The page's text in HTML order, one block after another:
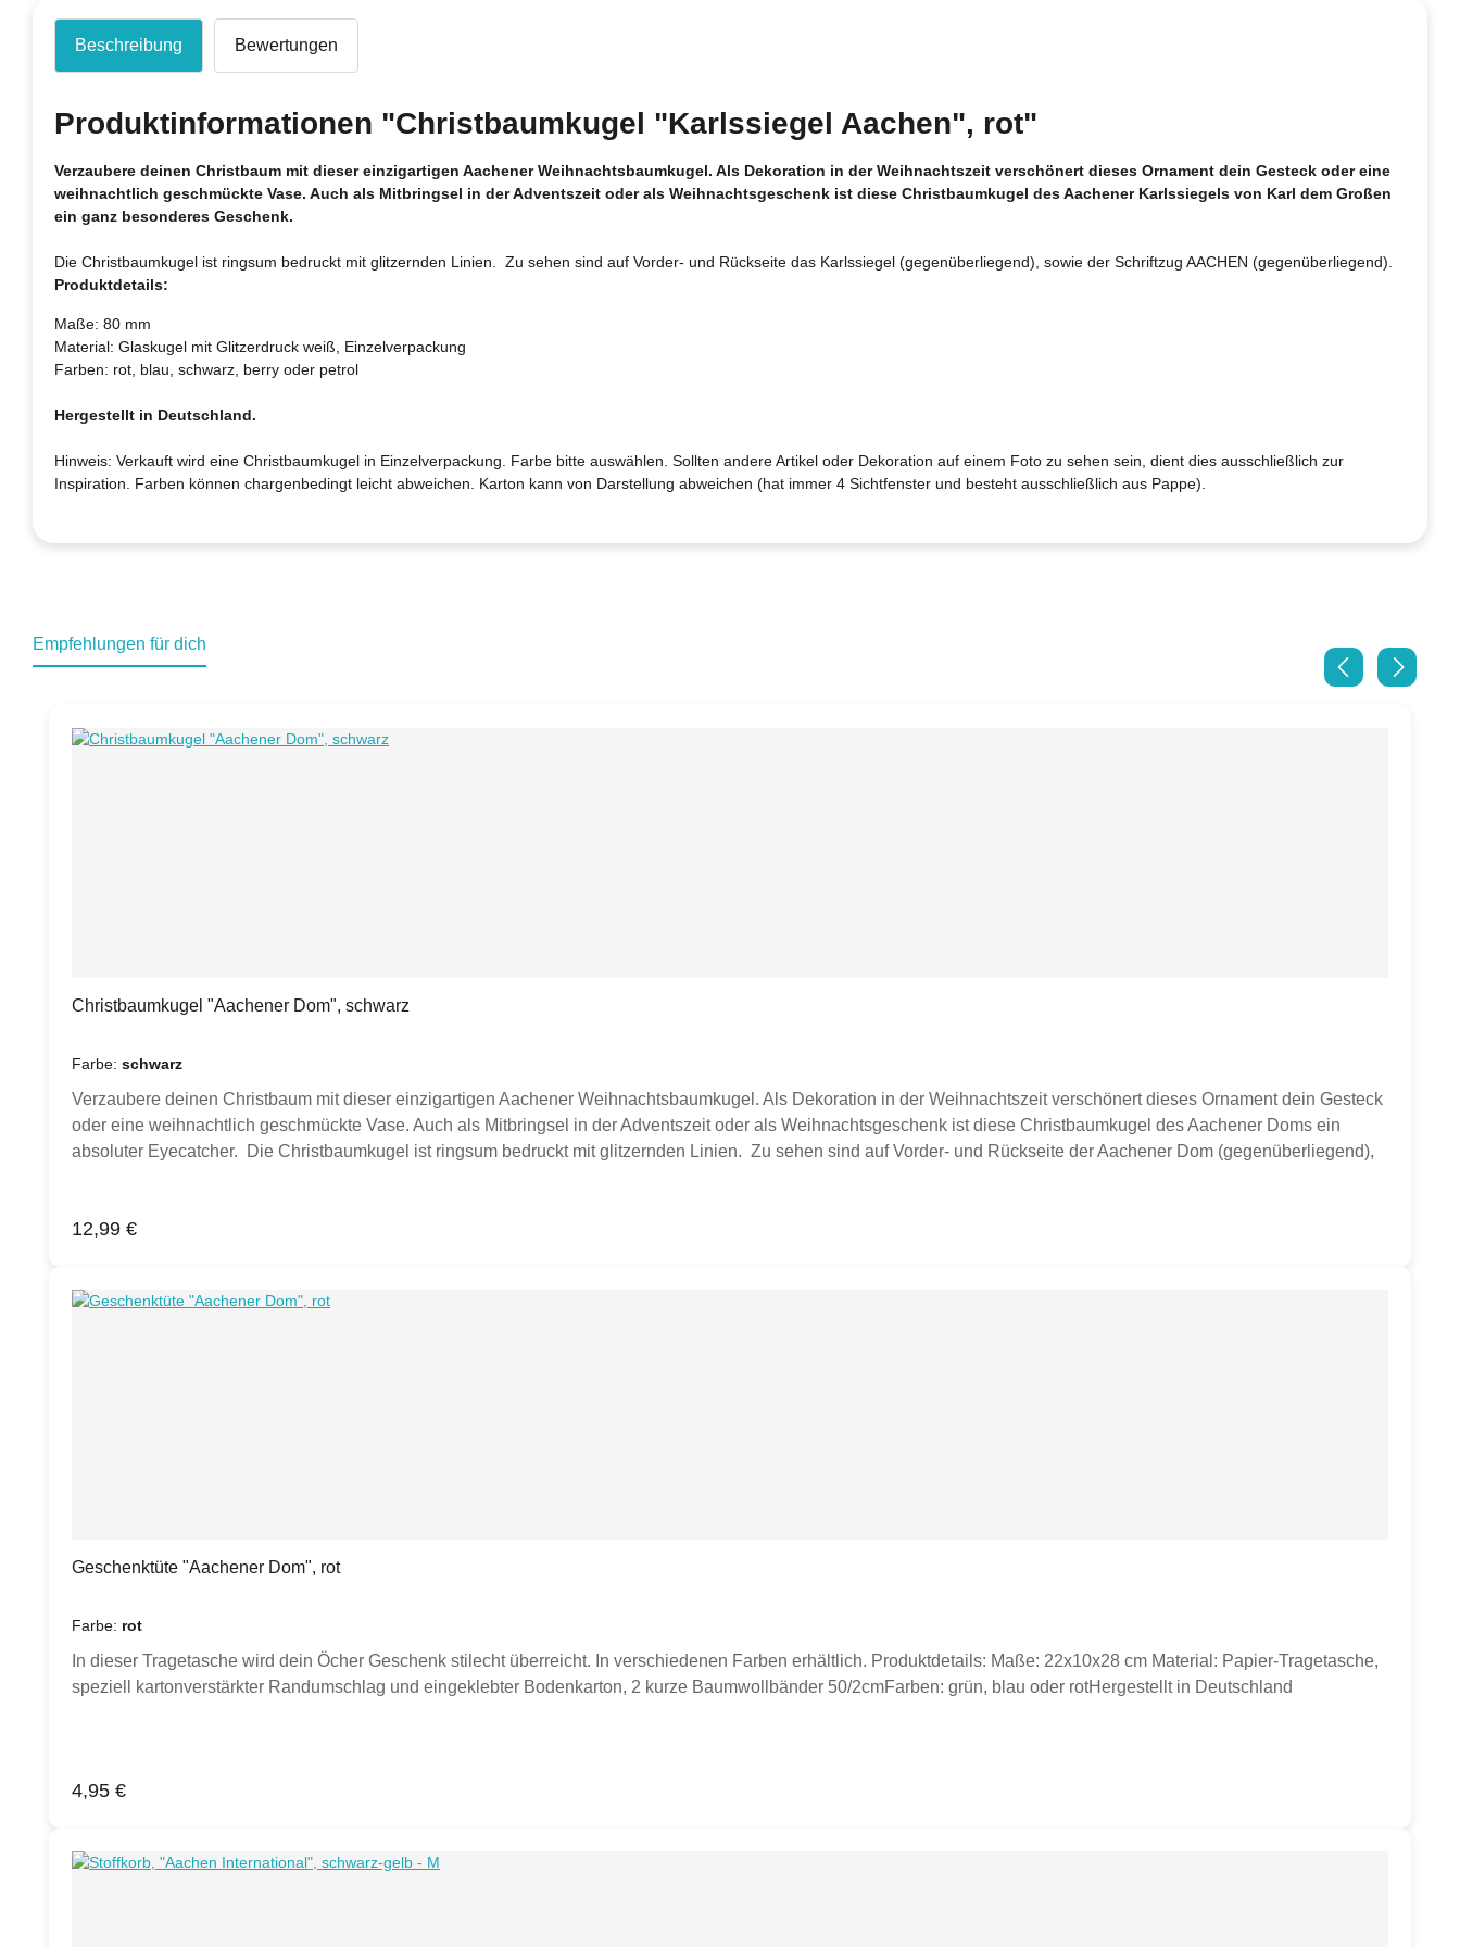
Beschreibung Bewertungen
Produktinformationen "Christbaumkugel "Karlssiegel Aachen", rot"
Verzaubere deinen Christbaum mit dieser einzigartigen Aachener Weihnachtsbaumkugel. Als Dekoration in der Weihnachtszeit verschönert dieses Ornament dein Gesteck oder eine
weihnachtlich geschmückte Vase. Auch als Mitbringsel in der Adventszeit oder als Weihnachtsgeschenk ist diese Christbaumkugel des Aachener Karlssiegels von Karl dem Großen
ein ganz besonderes Geschenk.
Die Christbaumkugel ist ringsum bedruckt mit glitzernden Linien. Zu sehen sind auf Vorder- und Rückseite das Karlssiegel (gegenüberliegend), sowie der Schriftzug AACHEN (gegenüberliegend).
Produktdetails:
Maße: 80 mm
Material: Glaskugel mit Glitzerdruck weiß, Einzelverpackung
Farben: rot, blau, schwarz, berry oder petrol
Hergestellt in Deutschland.
Hinweis: Verkauft wird eine Christbaumkugel in Einzelverpackung. Farbe bitte auswählen. Sollten andere Artikel oder Dekoration auf einem Foto zu sehen sein, dient dies ausschließlich zur
Inspiration. Farben können chargenbedingt leicht abweichen. Karton kann von Darstellung abweichen (hat immer 4 Sichtfenster und besteht ausschließlich aus Pappe).
Empfehlungen für dich
Christbaumkugel "Aachener Dom", schwarz
Farbe: schwarz
Verzaubere deinen Christbaum mit dieser einzigartigen Aachener Weihnachtsbaumkugel. Als Dekoration in der Weihnachtszeit verschönert dieses Ornament dein Gesteck
oder eine weihnachtlich geschmückte Vase. Auch als Mitbringsel in der Adventszeit oder als Weihnachtsgeschenk ist diese Christbaumkugel des Aachener Doms ein
absoluter Eyecatcher. Die Christbaumkugel ist ringsum bedruckt mit glitzernden Linien. Zu sehen sind auf Vorder- und Rückseite der Aachener Dom (gegenüberliegend),
Sollten andere Artikel oder Dekoration auf einem Foto zu sehen sein, dient dies ausschließlich zur Inspiration.
Regulärer Preis:
12,99 €
Geschenktüte "Aachener Dom", rot
Farbe: rot
In dieser Tragetasche wird dein Öcher Geschenk stilecht überreicht. In verschiedenen Farben erhältlich. Produktdetails: Maße: 22x10x28 cm Material: Papier-Tragetasche,
speziell kartonverstärkter Randumschlag und eingeklebter Bodenkarton, 2 kurze Baumwollbänder 50/2cmFarben: grün, blau oder rotHergestellt in Deutschland
Regulärer Preis:
4,95 €